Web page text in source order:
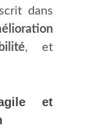
dans
, et
et